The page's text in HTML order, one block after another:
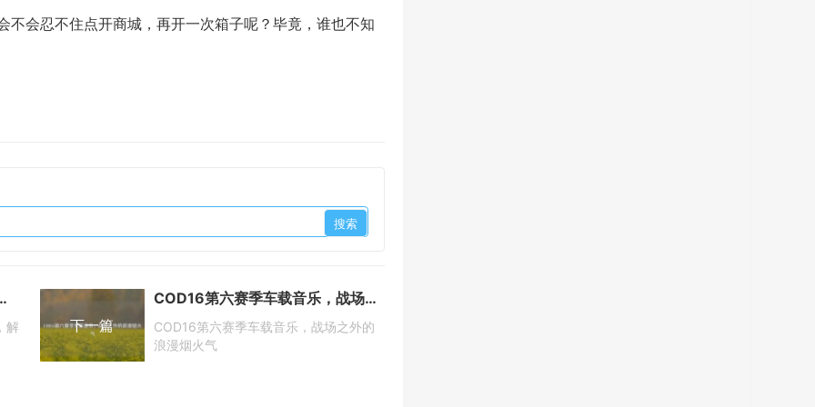
不会忍不住点开商城，再开一次箱子呢？毕竟，谁也不知
锁经典玩法新乐趣
解 下一篇
COD16第六赛季车载音乐，战场之外的浪漫烟火气
COD16第六赛季车载音乐，战场之外的
浪漫烟火气